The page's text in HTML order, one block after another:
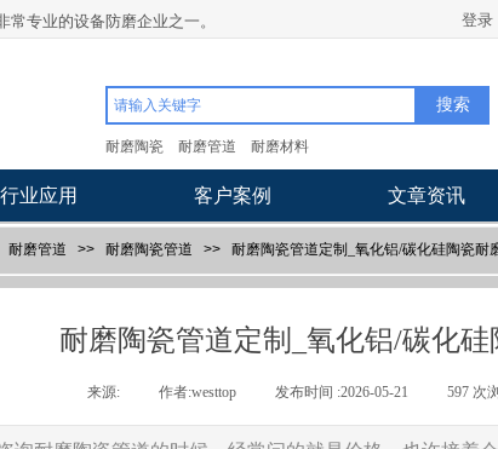
专业的设备防磨企业之一。 登录
搜索
耐磨陶瓷 耐磨管道 耐磨材料
行业应用 客户案例 文章资讯
瓷管道定制_氧化铝/碳化硅陶瓷耐磨管道定做参数
耐磨管道 >> 耐磨陶瓷管道 >> 耐磨陶瓷管道定制_氧化铝/碳化硅陶瓷耐
耐磨陶瓷管道定制_氧化铝/碳化
来源: 作者:westtop 发布时间 :2026-05-21 597 次